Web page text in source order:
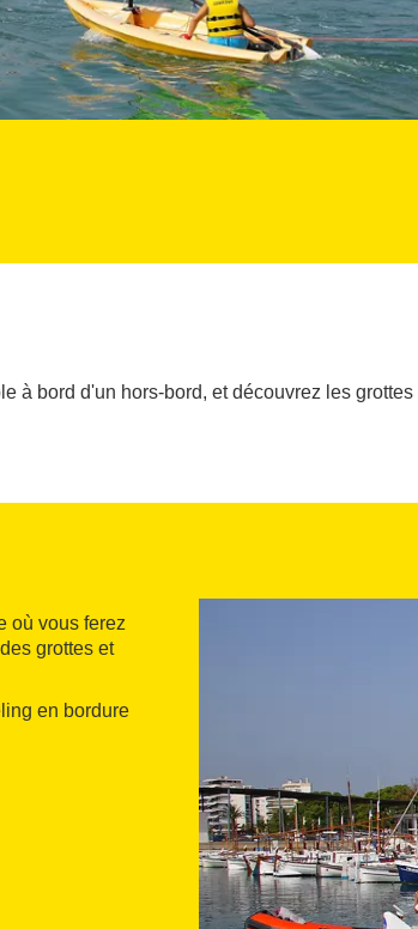
à bord d'un hors-bord, et découvrez les
où vous ferez
grottes et
en bordure